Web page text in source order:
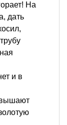
На
дать
и в